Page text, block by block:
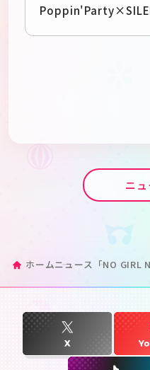
ニ
ホームニュース 「NO